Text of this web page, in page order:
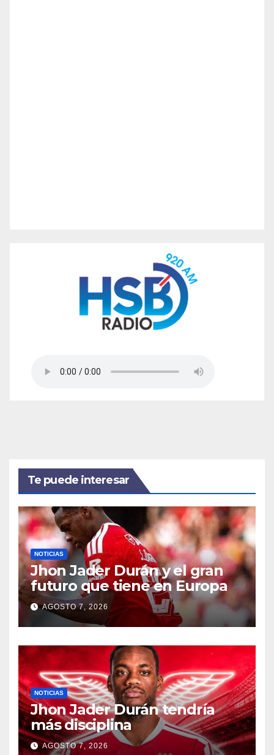
Te puede interesar
NOTICIAS
Jhon Jader Durán y el gran
futuro que tiene en Europa
AGOSTO 7, 2026
NOTICIAS
Jhon Jader Durán tendría
más disciplina
AGOSTO 7, 2026